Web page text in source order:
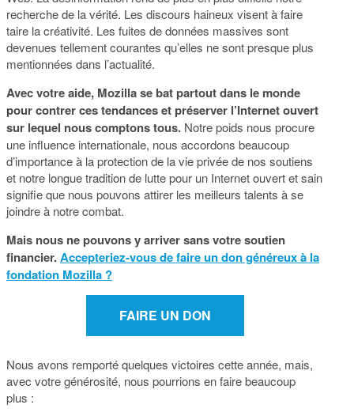
recherche de la vérité. Les discours haineux visent à faire
taire la créativité. Les fuites de données massives sont
devenues tellement courantes qu’elles ne sont presque plus
mentionnées dans l’actualité.
Avec votre aide, Mozilla se bat partout dans le monde
pour contrer ces tendances et préserver l’Internet ouvert
sur lequel nous comptons tous. Notre poids nous procure
une influence internationale, nous accordons beaucoup
d’importance à la protection de la vie privée de nos soutiens
et notre longue tradition de lutte pour un Internet ouvert et sain
signifie que nous pouvons attirer les meilleurs talents à se
joindre à notre combat.
Mais nous ne pouvons y arriver sans votre soutien
financier.Accepteriez-vous de faire un don généreux à la
fondation Mozilla ?
FAIRE UN DON
Nous avons remporté quelques victoires cette année, mais,
avec votre générosité, nous pourrions en faire beaucoup
plus :